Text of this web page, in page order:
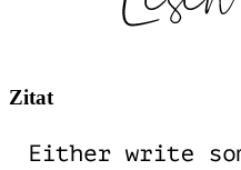
Zitat